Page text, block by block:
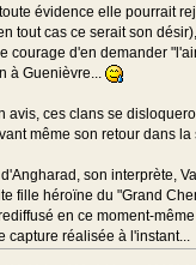
évidence elle pourrait
tout cas ce serait son
courage d'en demander
à Guenièvre...
avis, ces clans se
même son retour dans la
son interprète,
fille héroïne du "Grand
en ce moment-
capture réalisée à l'instant...